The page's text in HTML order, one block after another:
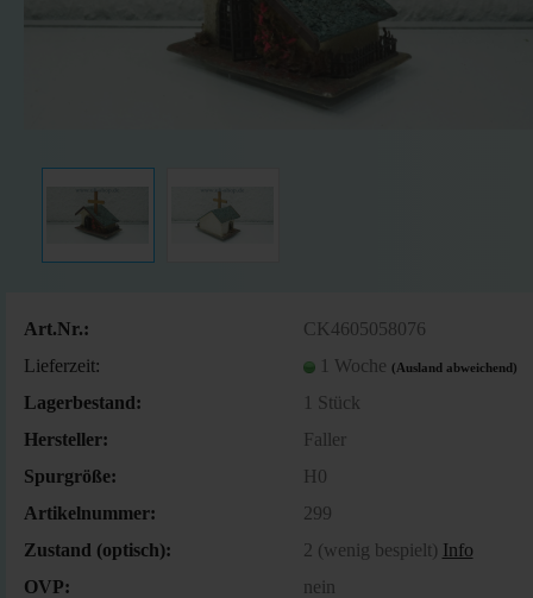
Art.Nr.:
CK4605058076
Lieferzeit:
1 Woche (Ausland abweichend)
Lagerbestand: 1 Stück
Hersteller:
Faller
Spurgröße:
H0
Artikelnummer:
299
Zustand (optisch):
2 (wenig bespielt) Info
OVP:
nein